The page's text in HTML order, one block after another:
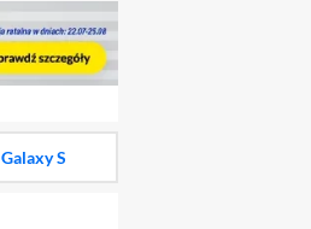
Galaxy S